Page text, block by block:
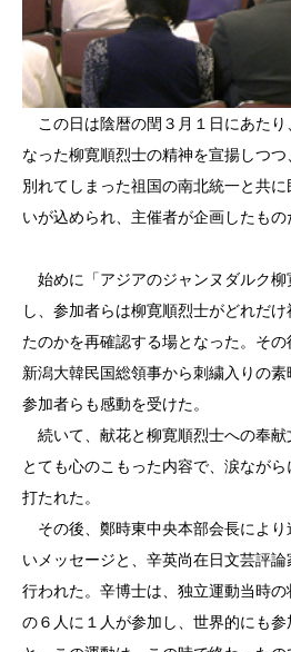
この日は陰暦の閏３月１日にあたり
なった柳寛順烈士の精神を宣揚しつつ
別れてしまった祖国の南北統一と共
いが込められ、主催者が企画したもの
始めに「アジアのジャンヌダルク柳
し、参加者らは柳寛順烈士がどれだ
たのかを再確認する場となった。そ
新潟大韓民国総領事から刺繍入りの素
参加者らも感動を受けた。
続いて、献花と柳寛順烈士への奉献
とても心のこもった内容で、涙なが
打たれた。
その後、鄭時東中央本部会長により
いメッセージと、辛英尚在日文芸評
行われた。辛博士は、独立運動当時
の６人に１人が参加し、世界的にも